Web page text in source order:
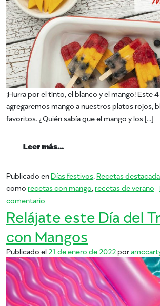
¡Hurra por el tinto, el blanco y el mango! Este
agregaremos mango a nuestros platos rojos,
favoritos. ¿Quién sabía que el mango y los […]
Leer más…
Publicado enDías festivos Recetas
como recetas con mango recetas de verano
comentario
Relájate este Día del
con Mangos
Publicado el 21 de enero de 2022por